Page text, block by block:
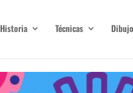
Historia Técnicas